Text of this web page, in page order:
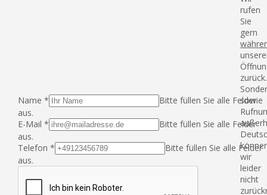
rufen
Sie
gern
zurück.
sowie
wir
leider
nicht
Name *
Bitte füllen Sie alle Felder
aus.
E-Mail *
Bitte füllen Sie alle Felder
aus.
Telefon *
Bitte füllen Sie alle Felder
aus.